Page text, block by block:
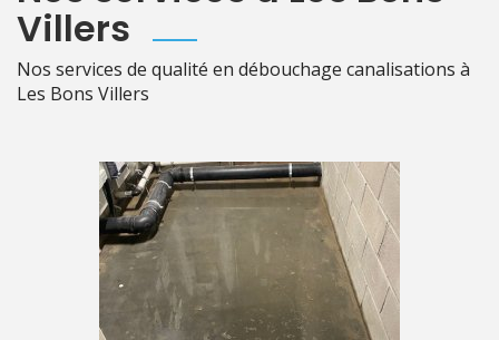
Villers
Nos services de qualité en débouchage canalisations à
Les Bons Villers